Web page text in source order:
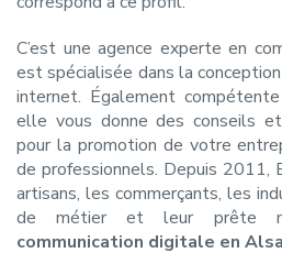
C’est une agence experte en
est spécialisée dans la
internet. Également
elle vous donne des conseils
pour la promotion de votre
de professionnels. Depuis 2011,
artisans, les commerçants, les
de métier et leur prête
communication digitale en